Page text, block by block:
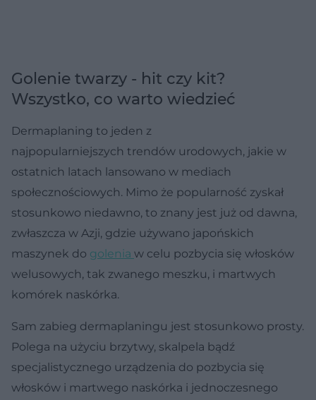
Golenie twarzy - hit czy kit?
Wszystko, co warto wiedzieć
Dermaplaning to jeden z
najpopularniejszych trendów urodowych, jakie w
ostatnich latach lansowano w mediach
społecznościowych. Mimo że popularność zyskał
stosunkowo niedawno, to znany jest już od dawna,
zwłaszcza w Azji, gdzie używano japońskich
maszynek do golenia w celu pozbycia się włosków
welusowych, tak zwanego meszku, i martwych
komórek naskórka.
Sam zabieg dermaplaningu jest stosunkowo prosty.
Polega na użyciu brzytwy, skalpela bądź
specjalistycznego urządzenia do pozbycia się
włosków i martwego naskórka i jednoczesnego